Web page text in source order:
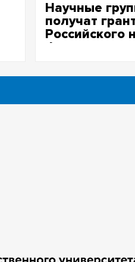
Научные
получат
Российского
фонда